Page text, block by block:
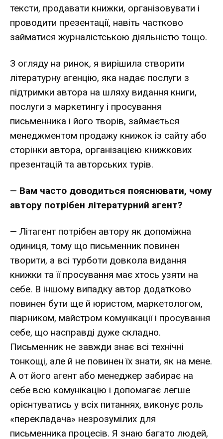
тексти, продавати книжки, організовувати і
проводити презентації, навіть частково
займатися журналістською діяльністю тощо.
З огляду на ринок, я вирішила створити
літературну агенцію, яка надає послуги з
підтримки автора на шляху видання книги,
послуги з маркетингу і просування
письменника і його творів, займається
менеджментом продажу книжок із сайту або
сторінки автора, організацією книжкових
презентацій та авторських турів.
— Вам часто доводиться пояснювати, чому
автору потрібен літературний агент?
— Літагент потрібен автору як допоміжна
одиниця, тому що письменник повинен
творити, а всі турботи довкола видання
книжки та її просування має хтось узяти на
себе. В іншому випадку автор додатково
повинен бути ще й юристом, маркетологом,
піарником, майстром комунікації і просування
себе, що насправді дуже складно.
Письменник не завжди знає всі технічні
тонкощі, але й не повинен їх знати, як на мене.
А от його агент або менеджер забирає на
себе всю комунікацію і допомагає легше
орієнтуватись у всіх питаннях, виконує роль
«перекладача» незрозумілих для
письменника процесів. Я знаю багато людей,